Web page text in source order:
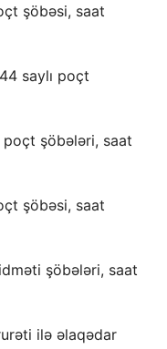
şöbəsi, saat
saylı poçt
poçt şöbələri, saat
şöbəsi, saat
şöbələri, saat
ilə əlaqədar